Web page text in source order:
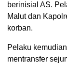
berinisial AS.
Malut dan
korban.
Pelaku
mentransfer